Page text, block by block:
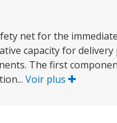
net for the
capacity for
The first
Voir plus